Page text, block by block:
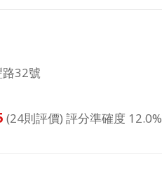
32號
(24則評價) 評分準確度 12.0%